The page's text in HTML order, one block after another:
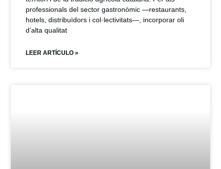
professionals del sector gastronòmic —restaurants,
hotels, distribuïdors i col·lectivitats—, incorporar oli
d’alta qualitat
LEER ARTÍCULO »